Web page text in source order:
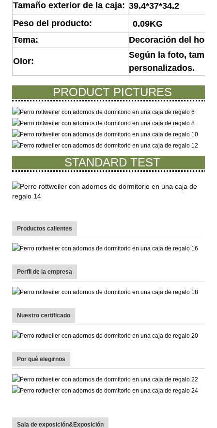
Tamaño exterior de la caja: 39.4*37*34.2
Peso del producto:
0.09KG
Tema:
Decoración del
Olor:
Según la foto,
personalizados.
PRODUCT PICTURES
STANDARD TEST
Productos calientes
Perfil de la empresa
Nuestro certificado
Por qué elegirnos
Sala de exposición&Exposición